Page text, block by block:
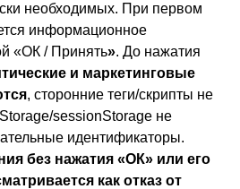
необходимых. При первом
информационное
«ОК / Принять». До нажатия
и маркетинговые
, сторонние теги/скрипты не
sessionStorage не
идентификаторы.
без нажатия «ОК» или его
как отказ от